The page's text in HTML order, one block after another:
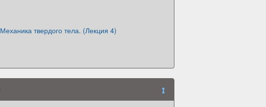
Механика твердого тела. (Лекция 4)